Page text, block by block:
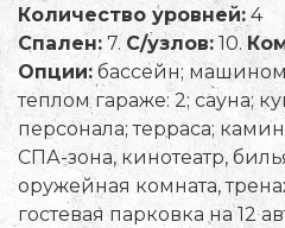
Количество уровней:4
Спален: 7. С/узлов: 10.
Опции: бассейн;
теплом гараже: 2; сауна;
персонала; терраса;
СПА-зона, кинотеатр,
оружейная комната,
гостевая парковка на 12